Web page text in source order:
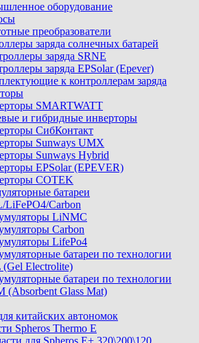
оборудование
преобразователи
заряда солнечных батарей
заряда SRNE
заряда EPSolar (Epever)
к контроллерам заряда
SMARTWATT
и гибридные инверторы
СибКонтакт
Sunways UMX
Sunways Hybrid
EPSolar (EPEVER)
COTEK
батареи
Carbon
LiNMC
Carbon
LifePo4
батареи по технологии
(Gel Electrolite)
батареи по технологии
(Absorbent Glass Mat)
китайских автономок
Spheros Thermo E
для Spheros E+ 320\200\120